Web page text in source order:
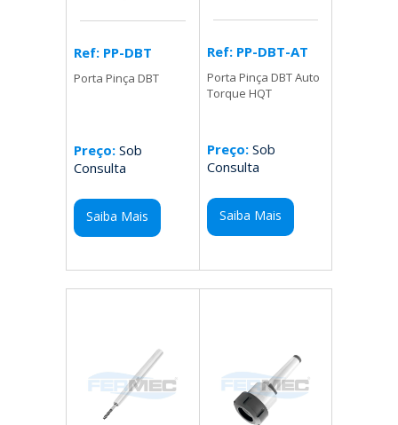
Ref: PP-DBT
Porta Pinça DBT
Preço: Sob
Consulta
Saiba Mais
Ref: PP-DBT-AT
Porta Pinça DBT Auto
Torque HQT
Preço:Sob
Consulta
Saiba Mais